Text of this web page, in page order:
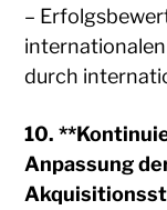
–
durch
10.
Anpassung